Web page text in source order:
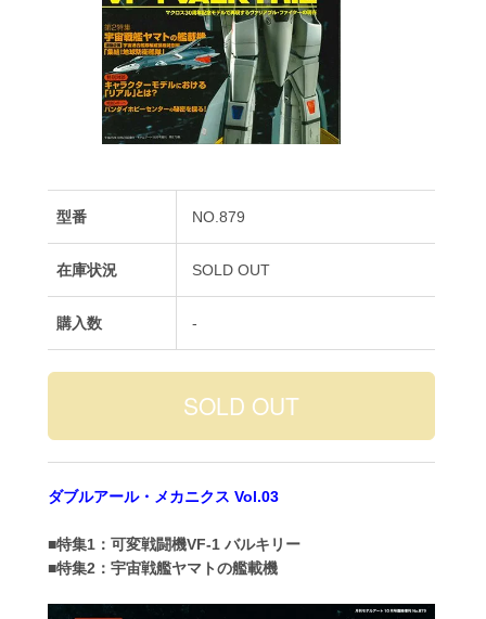
型番 NO.879
在庫状況 SOLD OUT
購入数 -
ダブルアール・メカニクス Vol.03
■特集1：可変戦闘機VF-1 バルキリー
■特集2：宇宙戦艦ヤマトの艦載機